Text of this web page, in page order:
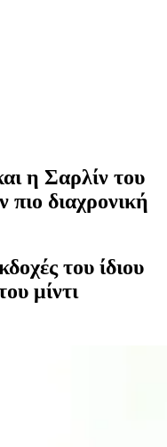
η Σαρλίν του
διαχρονική
του ίδιου
μίντι